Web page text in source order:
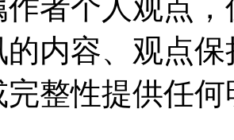
者个人观点
的内容、观点
整性提供任